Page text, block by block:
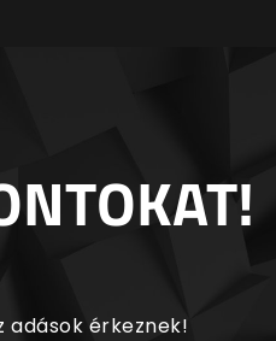
adások érkeznek!